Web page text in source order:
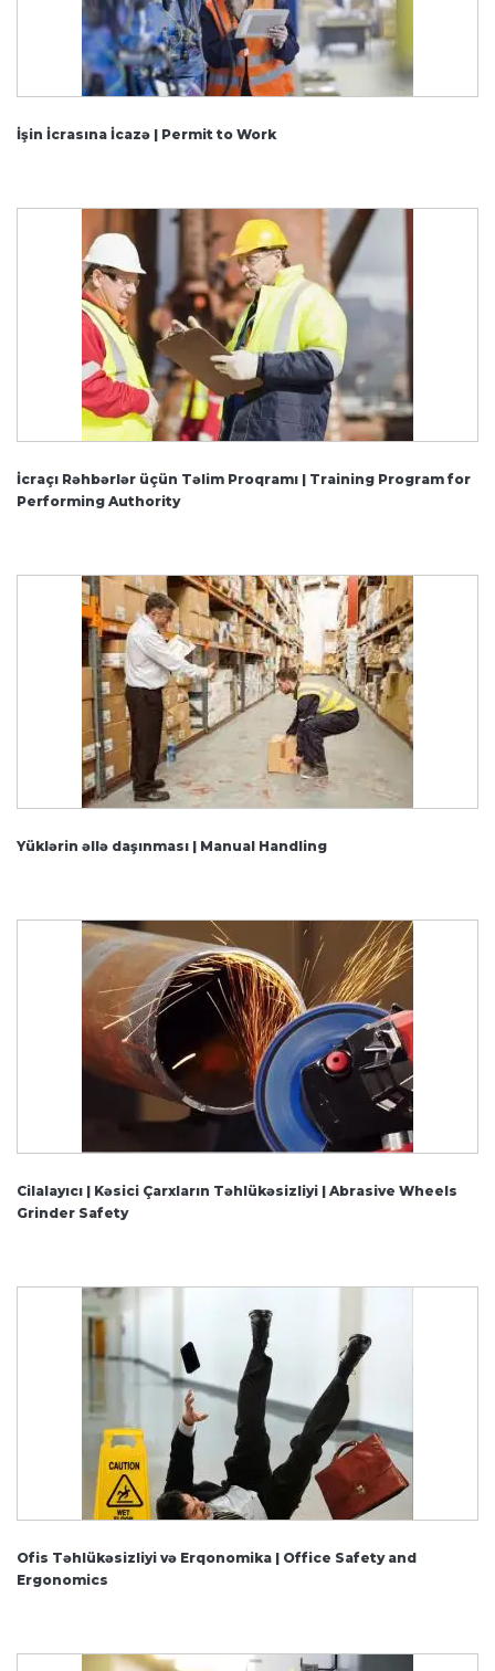
İşin İcrasına İcazə | Permit to Work
İcraçı Rəhbərlər üçün Təlim Proqramı | Training Program for
Performing Authority
Yüklərin əllə daşınması | Manual Handling
Cilalayıcı | Kəsici Çarxların Təhlükəsizliyi | Abrasive Wheels
Grinder Safety
Ofis Təhlükəsizliyi və Erqonomika | Office Safety and
Ergonomics